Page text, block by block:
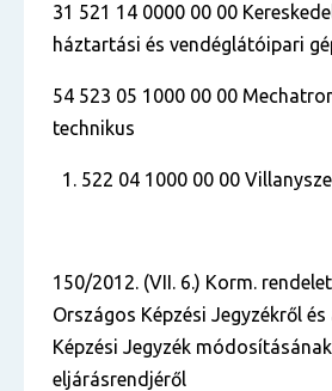
31 521 14 0000 00 00
háztartási és vendéglátóipari
54 523 05 1000 00 00
technikus
522 04 1000 00 00
150/2012. (VII. 6.) Korm.
Országos Képzési Jegyzékről
Képzési Jegyzék módosításának
eljárásrendjéről